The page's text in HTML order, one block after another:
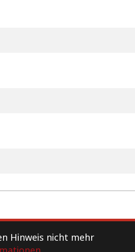
Hinweis nicht mehr